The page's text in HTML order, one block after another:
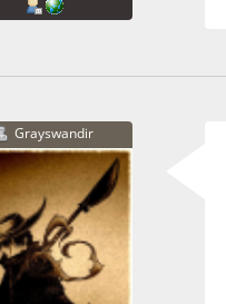
Grayswandir